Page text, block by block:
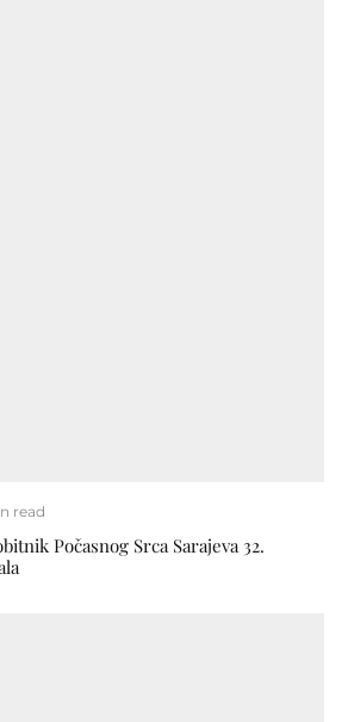
read
Počasnog Srca Sarajeva 32.